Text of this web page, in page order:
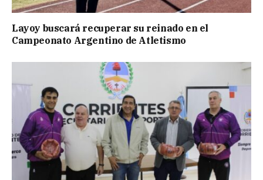
Layoy buscará recuperar su reinado en el
Campeonato Argentino de Atletismo